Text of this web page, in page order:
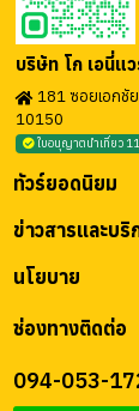
บริษัท โก เอนี่แ
181 ซอยเอกชั
10150
ใบอนุญาตนำเที่ยว
ช่องทางติดต่อ
094-053-
นโยบาย
ข่าวสารและบริ
ทัวร์ยอดนิยม